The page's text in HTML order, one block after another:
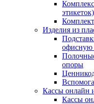
этикеток)
Изделия из
офисную
опоры
Кассы онлайн
Кассы